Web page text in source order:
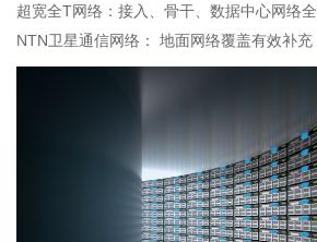
超宽全T网络：接入、骨干、数据中心网络
NTN卫星通信网络： 地面网络覆盖有效补充